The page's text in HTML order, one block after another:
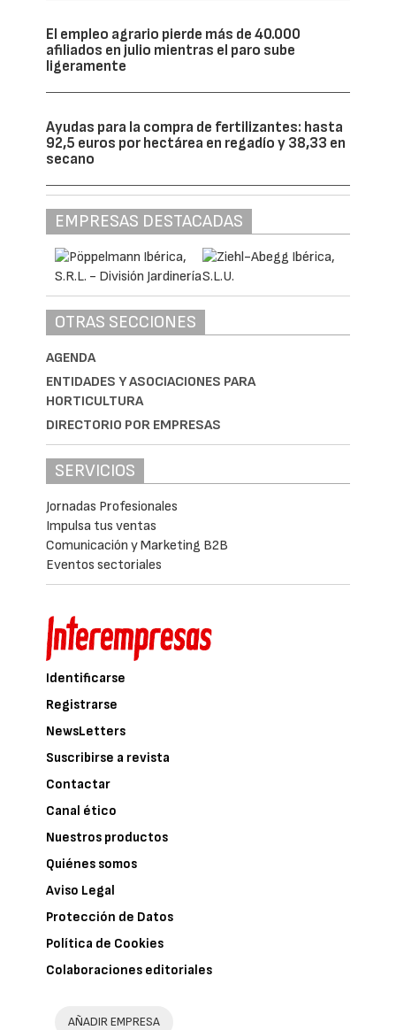
El empleo agrario pierde más de 40.000
afiliados en julio mientras el paro sube
ligeramente
Ayudas para la compra de fertilizantes: hasta
92,5 euros por hectárea en regadío y 38,33 en
secano
EMPRESAS DESTACADAS
OTRAS SECCIONES
AGENDA
ENTIDADES Y ASOCIACIONES PARA
HORTICULTURA
DIRECTORIO POR EMPRESAS
SERVICIOS
Jornadas Profesionales
Impulsa tus ventas
Comunicación y Marketing B2B
Eventos sectoriales
Identificarse
Registrarse
NewsLetters
Suscribirse a revista
Contactar
Canal ético
Nuestros productos
Quiénes somos
Aviso Legal
Protección de Datos
Política de Cookies
Colaboraciones editoriales
AÑADIR EMPRESA